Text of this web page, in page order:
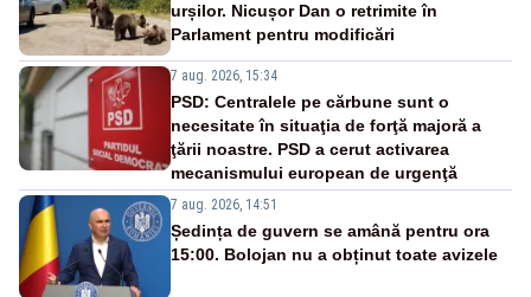
urșilor. Nicușor Dan o retrimite în
Parlament pentru modificări
7 aug. 2026, 15:34
PSD: Centralele pe cărbune sunt o
necesitate în situaţia de forţă majoră a
ţării noastre. PSD a cerut activarea
mecanismului european de urgenţă
7 aug. 2026, 14:51
Ședința de guvern se amână pentru ora
15:00. Bolojan nu a obținut toate avizele